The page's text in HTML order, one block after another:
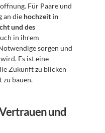
Für Paare und
an die hochzeit in
und des
in ihrem
sorgen und
Es ist eine
Zukunft zu blicken
zu bauen.
und